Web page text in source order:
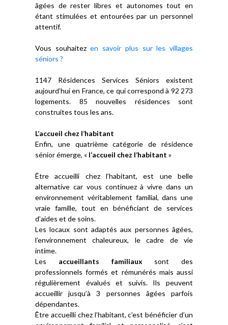
âgées de rester libres et autonomes tout en
étant stimulées et entourées par un personnel
attentif.
Vous souhaitezen savoir plus sur les villages
séniors ?
1147 Résidences Services Séniors existent
aujourd’hui en France, ce qui correspond à 92 273
logements. 85 nouvelles résidences sont
construites tous les ans.
L’accueil chez l’habitant
Enfin, une quatrième catégorie de résidence
sénior émerge, « l’accueil chez l’habitant »
Être accueilli chez l’habitant, est une belle
alternative car vous continuez à vivre dans un
environnement véritablement familial, dans une
vraie famille, tout en bénéficiant de services
d’aides et de soins.
Les locaux sont adaptés aux personnes âgées,
l’environnement chaleureux, le cadre de vie
intime.
Les accueillants familiaux sont des
professionnels formés et rémunérés mais aussi
régulièrement évalués et suivis. Ils peuvent
accueillir jusqu’à 3 personnes âgées parfois
dépendantes.
Être accueilli chez l’habitant, c’est bénéficier d’un